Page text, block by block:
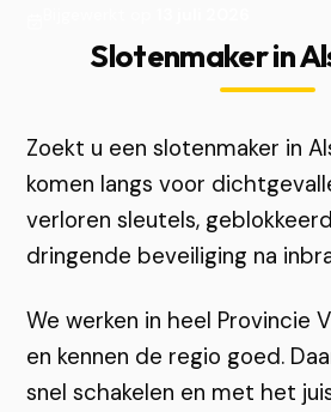
Slotenmaker in
Zoekt u een slotenmaker in
komen langs voor
verloren sleutels,
dringende beveiliging na
We werken in heel Provincie
en kennen de regio goed.
snel schakelen en met het